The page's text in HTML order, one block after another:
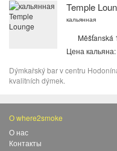
Temple
кальянная
Měšťanská
Цена
Dýmkařský bar v centru
kvalitních dýmek.
О where2smoke
О нас
Контакты